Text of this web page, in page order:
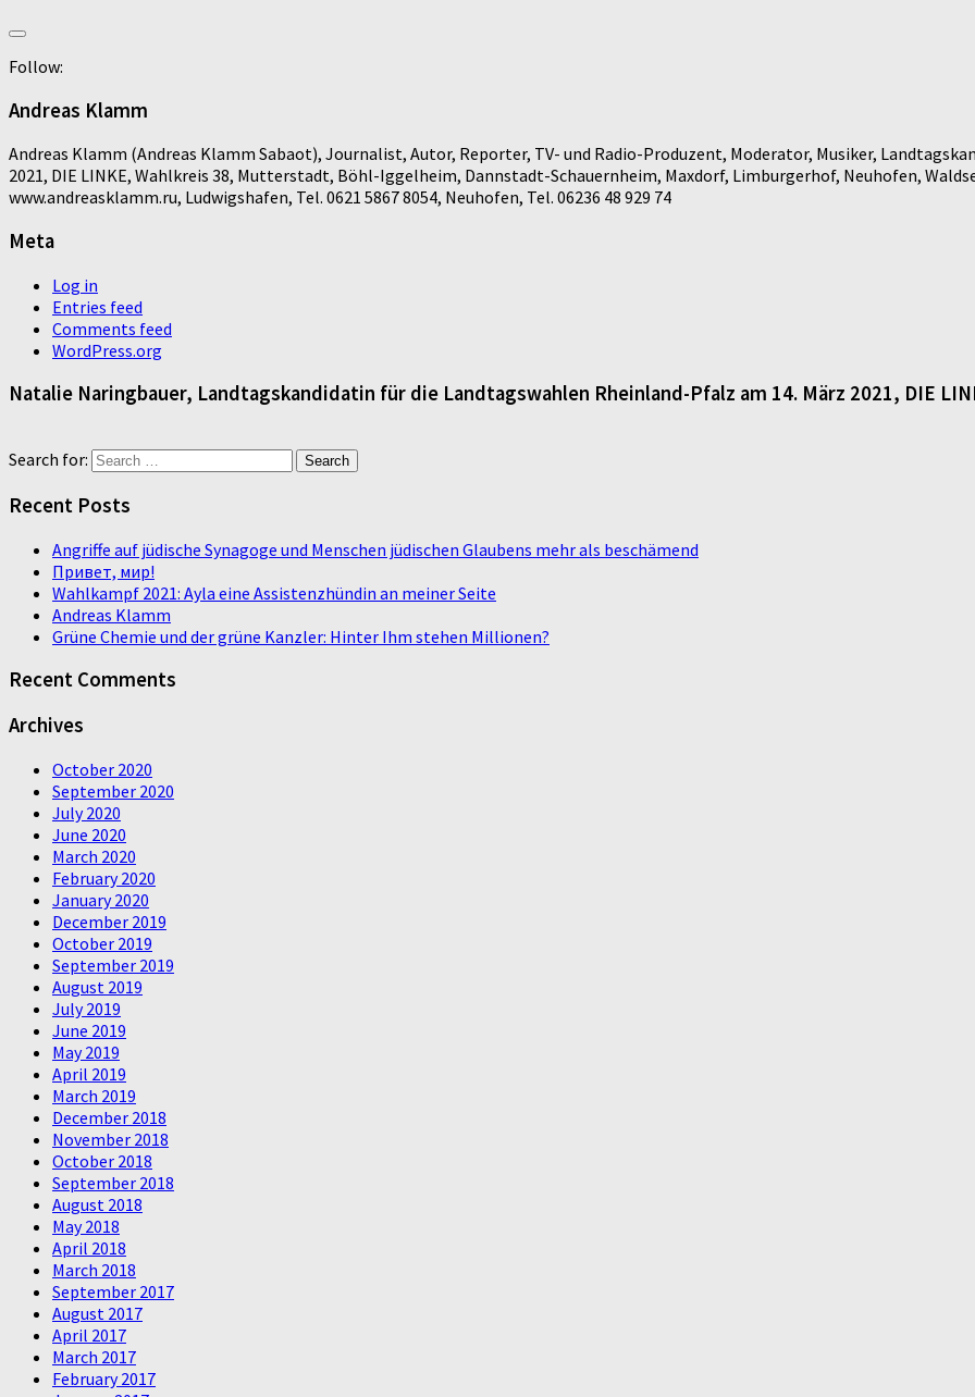
Follow:
Andreas Klamm
Andreas Klamm (Andreas Klamm Sabaot), Journalist, Autor, Reporter, TV- und Radio-Produzent, Moderator, Musiker,
2021, DIE LINKE, Wahlkreis 38, Mutterstadt, Böhl-Iggelheim, Dannstadt-Schauernheim, Maxdorf, Limburgerhof, Neuhofen,
www.andreasklamm.ru, Ludwigshafen, Tel. 0621 5867 8054, Neuhofen, Tel. 06236 48 929 74
Meta
Log in
Entries feed
Comments feed
WordPress.org
Natalie Naringbauer, Landtagskandidatin für die Landtagswahlen Rheinland-Pfalz am 14. März 2021, DIE
Search for:
Recent Posts
Angriffe auf jüdische Synagoge und Menschen jüdischen Glaubens mehr als beschämend
Привет, мир!
Wahlkampf 2021: Ayla eine Assistenzhündin an meiner Seite
Andreas Klamm
Grüne Chemie und der grüne Kanzler: Hinter Ihm stehen Millionen?
Recent Comments
Archives
October 2020
September 2020
July 2020
June 2020
March 2020
February 2020
January 2020
December 2019
October 2019
September 2019
August 2019
July 2019
June 2019
May 2019
April 2019
March 2019
December 2018
November 2018
October 2018
September 2018
August 2018
May 2018
April 2018
March 2018
September 2017
August 2017
April 2017
March 2017
February 2017